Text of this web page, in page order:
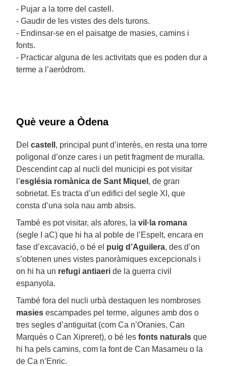
- Pujar a la torre del castell.
- Gaudir de les vistes des dels turons.
- Endinsar-se en el paisatge de masies, camins i
fonts.
- Practicar alguna de les activitats que es poden dur a
terme a l’aeròdrom.
Què veure a Òdena
Del castell , principal punt d’interès, en resta una torre
poligonal d’onze cares i un petit fragment de muralla.
Descendint cap al nucli del municipi es pot visitar
l’església romànica de Sant Miquel , de gran
sobrietat. Es tracta d’un edifici del segle XI, que
consta d’una sola nau amb absis.
També es pot visitar, als afores, la vil·la romana
(segle I aC) que hi ha al poble de l’Espelt, encara en
fase d’excavació, o bé el puig d’Aguilera, des d’on
s’obtenen unes vistes panoràmiques excepcionals i
on hi ha un refugi antiaeri de la guerra civil
espanyola.
També fora del nucli urbà destaquen les nombroses
masies escampades pel terme, algunes amb dos o
tres segles d’antiguitat (com Ca n’Oranies, Can
Marquès o Can Xipreret), o bé les fonts naturals que
hi ha pels camins, com la font de Can Masarneu o la
de Ca n’Enric.